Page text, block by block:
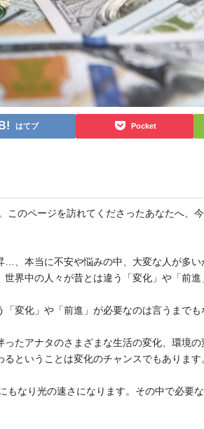
はてブ Pocket
このページを訪れてくださったあなたへ、
、本当に不安や悩みの中、大変な人が多い
界中の人々が昔とは違う「変化」や「前進
変化」や「前進」が必要なのは言うまでも
たアナタのさまざまな生活の変化、環境
ということは変化のチャンスでもあります
もなり光の速さになります。その中で必要な